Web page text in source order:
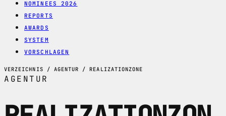
NOMINEES 2026
REPORTS
AWARDS
SYSTEM
VORSCHLAGEN
VERZEICHNIS / AGENTUR / REALIZATIONZONE
AGENTUR